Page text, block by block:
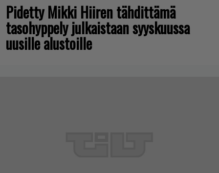
Pidetty Mikki Hiiren tähdittämä
tasohyppely julkaistaan syyskuussa
uusille alustoille